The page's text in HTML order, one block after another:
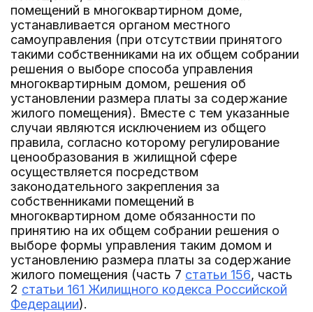
помещений в многоквартирном доме,
устанавливается органом местного
самоуправления (при отсутствии принятого
такими собственниками на их общем собрании
решения о выборе способа управления
многоквартирным домом, решения об
установлении размера платы за содержание
жилого помещения). Вместе с тем указанные
случаи являются исключением из общего
правила, согласно которому регулирование
ценообразования в жилищной сфере
осуществляется посредством
законодательного закрепления за
собственниками помещений в
многоквартирном доме обязанности по
принятию на их общем собрании решения о
выборе формы управления таким домом и
установлению размера платы за содержание
жилого помещения (часть 7 статьи 156, часть
2 статьи 161 Жилищного кодекса Российской
Федерации).